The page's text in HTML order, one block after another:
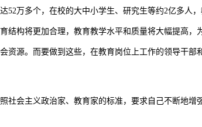
52万多个，在校的大中小学生、研究生等约2亿多人
结构将更加合理，教育教学水平和质量将大幅提高，
资源。而要做到这些，在教育岗位上工作的领导干部
会主义政治家、教育家的标准，要求自己不断地增